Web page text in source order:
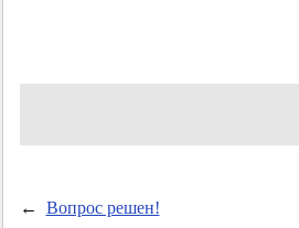
← Вопрос решен!